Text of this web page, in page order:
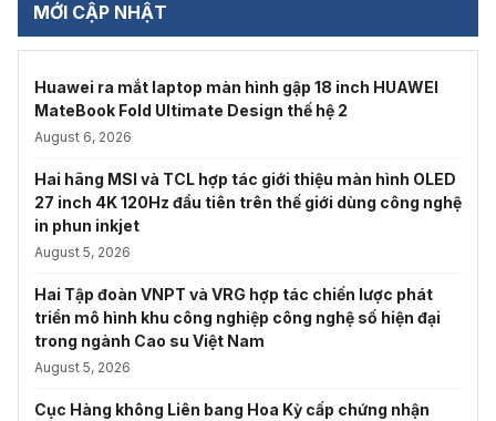
MỚI CẬP NHẬT
Huawei ra mắt laptop màn hình gập 18 inch HUAWEI
MateBook Fold Ultimate Design thế hệ 2
August 6, 2026
Hai hãng MSI và TCL hợp tác giới thiệu màn hình OLED
27 inch 4K 120Hz đầu tiên trên thế giới dùng công nghệ
in phun inkjet
August 5, 2026
Hai Tập đoàn VNPT và VRG hợp tác chiến lược phát
triển mô hình khu công nghiệp công nghệ số hiện đại
trong ngành Cao su Việt Nam
August 5, 2026
Cục Hàng không Liên bang Hoa Kỳ cấp chứng nhận